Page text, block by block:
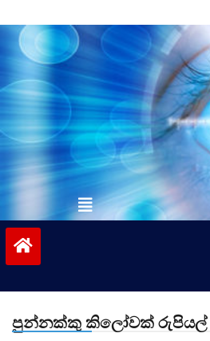
to
contentvinivida.lk
පුන්නක්කු කිලෝවක් රුපියල්